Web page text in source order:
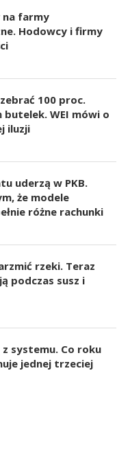
na farmy
Hodowcy i firmy
100 proc.
WEI mówi o
iluzji
uderzą w PKB.
że modele
różne rachunki
rzeki. Teraz
podczas susz i
z systemu. Co roku
jednej trzeciej